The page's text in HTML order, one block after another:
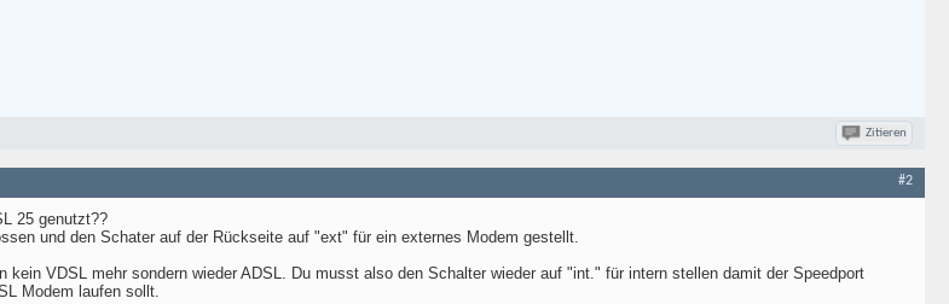
Zitieren
#2
25 genutzt??
und den Schater auf der Rückseite auf "ext" für ein externes Modem gestellt.
kein VDSL mehr sondern wieder ADSL. Du musst also den Schalter wieder auf "int." für intern stellen damit der Speedport
Modem laufen sollt.